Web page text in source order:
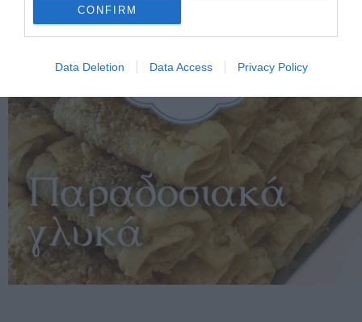
CONFIRM
Data Deletion Data Access Privacy Policy